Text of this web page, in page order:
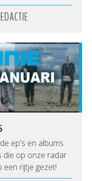
ep's en albums
die op onze radar
een rijtje gezet!